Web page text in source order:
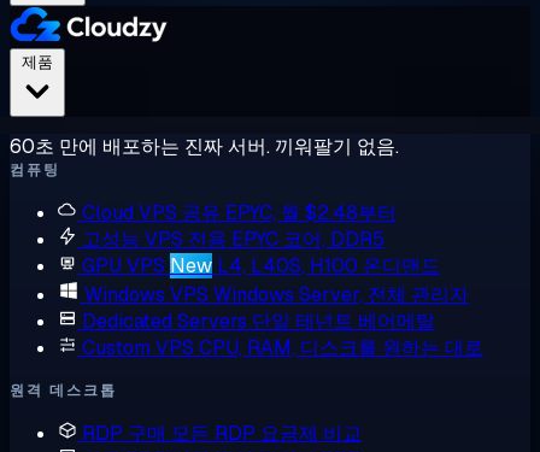
60초 만에 배포하는 진짜 서버. 끼워팔기 없음.
컴퓨팅
Cloud VPS 공유 EPYC, 월 $2.48부터
고성능 VPS 전용 EPYC 코어, DDR5
GPU VPS New L4, L40S, H100 온디맨드
Windows VPS Windows Server, 전체 관리자
Dedicated Servers 단일 테넌트 베어메탈
Custom VPS CPU, RAM, 디스크를 원하는 대로
원격 데스크톱
RDP 구매 모든 RDP 요금제 비교